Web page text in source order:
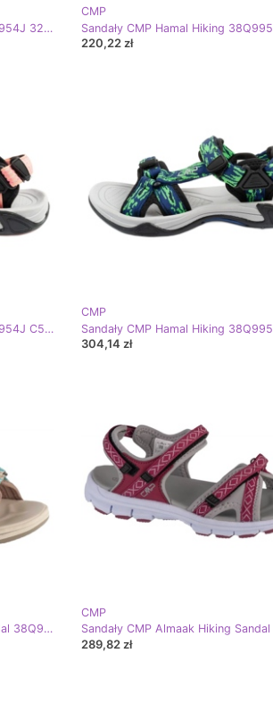
Sandały CMP Hamal Hiking 38Q9954J 32CG różowe
CMP
220,22 zł
Sandały CMP Hamal Hiking 38Q9954J C588 różowe
CMP
304,14 zł
Sandały CMP Almaak Hiking Sandal 38Q9946-13PT brązowe
CMP
289,82 zł